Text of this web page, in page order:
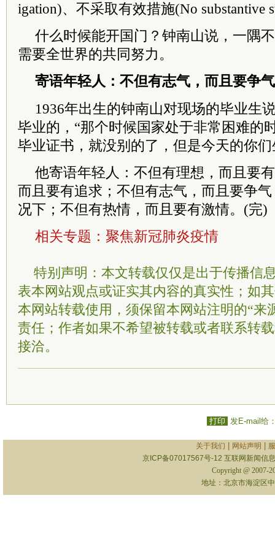
igation)、不采取有效措施(No substantive
什么时候能开国门？钟南山说，一隅
需要全世界的共同努力。
寄语年轻人：不但有志气，而且要争气
1936年出生的钟南山对现场的毕业生
毕业的，“那个时候国家处于非常困难的
毕业证书，就没别的了，但是今天的你
他寄语年轻人：不但有理想，而且要
而且要有追求；不但有志气，而且要争
况下；不但有热情，而且要有激情。(完)
相关专题： 聚焦新冠肺炎疫情
特别声明：本文转载仅仅是出于传播信
表本网站观点或证实其内容的真实性；如
本网站转载使用，须保留本网站注明的“来
责任；作者如果不希望被转载或者联系转
接洽。
打印 发E-mail给
关于我们 网站声明
京ICP备07017567号-12 互联网新闻信
Copyright @ 2007-
地址：北京市海淀区